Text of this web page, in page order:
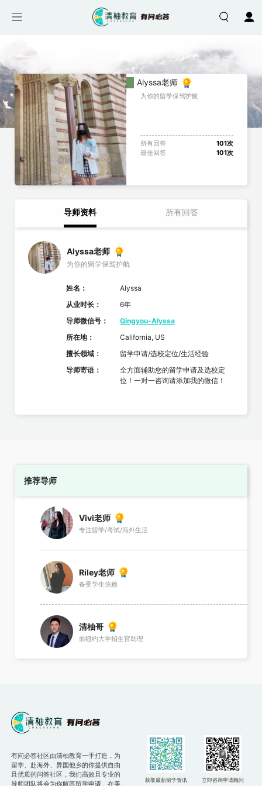
Alyssa老师
为你的留学保驾护航
所有回答
101次
最佳回答
101次
导师资料导师资料 所有回答
Alyssa老师
为你的留学保驾护航
姓名：
Alyssa
从业时长：
6年
导师微信号：
Qingyou-Alyssa
所在地：
California, US
擅长领域：
留学申请/选校定位/生活经验
导师寄语：
全方面辅助您的留学申请及选校定
位！一对一咨询请添加我的微信！
推荐导师
Vivi老师
专注留学/考试/海外生活
Riley老师
备受学生信赖
清柚哥
前纽约大学招生官助理
有问必答社区由清柚教育一手打造，为
留学、赴海外、异国他乡的你提供自由
且优质的问答社区，我们高效且专业的
导师团队将会为你解答留学申请、在美
获取最新留学资讯 立即咨询申请顾问